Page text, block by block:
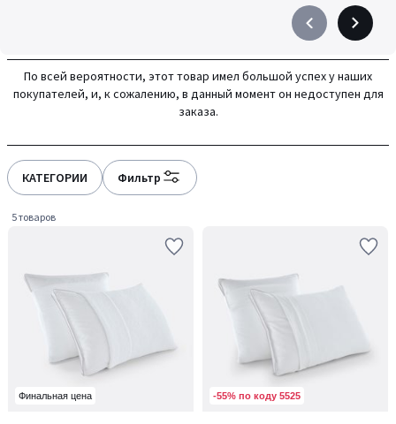
Précédent
à
gauche
Suivant
à
droite
По всей вероятности, этот товар имел большой успех у наших
покупателей, и, к сожалению, в данный момент он недоступен для
заказа.
КАТЕГОРИИ Фильтр
5 товаров
Финальная цена -55% по коду 5525